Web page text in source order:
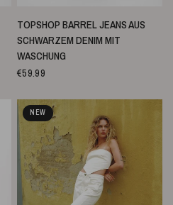
SCHNELLANSICHT
TOPSHOP BARREL JEANS AUS
SCHWARZEM DENIM MIT
WASCHUNG
€59.99
NEW